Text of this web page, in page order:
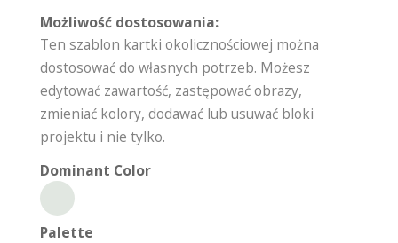
Możliwość dostosowania:
Ten szablon kartki okolicznościowej można
dostosować do własnych potrzeb. Możesz
edytować zawartość, zastępować obrazy,
zmieniać kolory, dodawać lub usuwać bloki
projektu i nie tylko.
Dominant Color
Palette